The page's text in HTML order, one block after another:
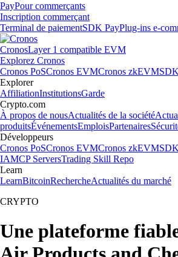
PayPour commerçants
Inscription commerçant
Terminal de paiementSDK PayPlug-ins e-
CronosLayer 1 compatible EVM
Explorez Cronos
Cronos PoSCronos EVMCronos zkEVM
Explorer
AffiliationInstitutionsGarde
Crypto.com
À propos de nousActualités de la société
produitsÉvénementsEmploisPartenaires
Développeurs
Cronos PoSCronos EVMCronos zkEVM
IAMCP ServersTrading Skill Repo
Learn
LearnBitcoinRechercheActualités du marché
CRYPTO
Une plateforme